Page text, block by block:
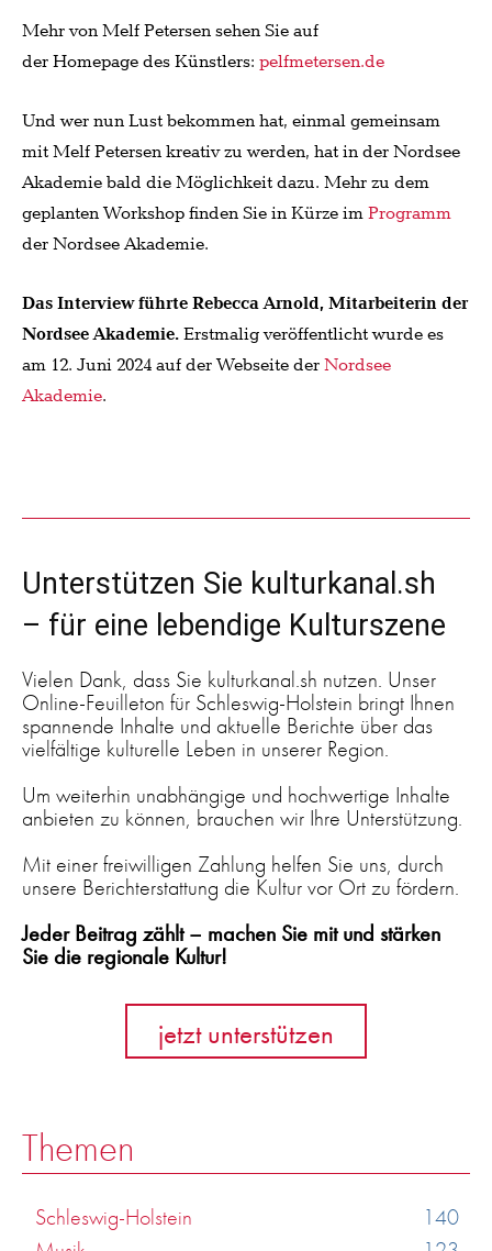
Mehr von Melf Petersen sehen Sie auf
der Homepage des Künstlers: pelfmetersen.de
Und wer nun Lust bekommen hat, einmal gemeinsam
mit Melf Petersen kreativ zu werden, hat in der Nordsee
Akademie bald die Möglichkeit dazu. Mehr zu dem
geplanten Workshop finden Sie in Kürze imProgramm
der Nordsee Akademie.
Das Interview führte Rebecca Arnold, Mitarbeiterin der
Nordsee Akademie.Erstmalig veröffentlicht wurde es
am 12. Juni 2024 auf der Webseite derNordsee
Akademie.
Unterstützen Sie kulturkanal.sh
– für eine lebendige Kulturszene
Vielen Dank, dass Sie kulturkanal.sh nutzen. Unser
Online-Feuilleton für Schleswig-Holstein bringt Ihnen
spannende Inhalte und aktuelle Berichte über das
vielfältige kulturelle Leben in unserer Region.
Um weiterhin unabhängige und hochwertige Inhalte
anbieten zu können, brauchen wir Ihre Unterstützung.
Mit einer freiwilligen Zahlung helfen Sie uns, durch
unsere Berichterstattung die Kultur vor Ort zu fördern.
Jeder Beitrag zählt – machen Sie mit und stärken
Sie die regionale Kultur!
jetzt unterstützen
Themen
Schleswig-Holstein
140